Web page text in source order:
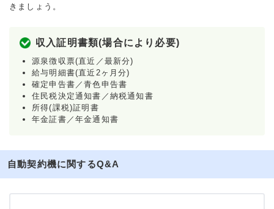
きましょう。
収入証明書類(場合により必要)
源泉徴収票(直近／最新分)
給与明細書(直近2ヶ月分)
確定申告書／青色申告書
住民税決定通知書／納税通知書
所得(課税)証明書
年金証書／年金通知書
自動契約機に関するQ&A